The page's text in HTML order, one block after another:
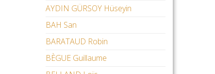
AYDIN GÜRSOY Hüseyin
BAH San
BARATAUD Robin
BÈGUE Guillaume